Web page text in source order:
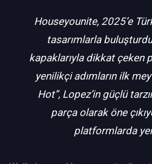
Houseyounite, 2025’e
tasarımlarla
kapaklarıyla dikkat çeken
yenilikçi adımların ilk
Hot”, Lopez’in güçlü
parça olarak öne
platformlarda